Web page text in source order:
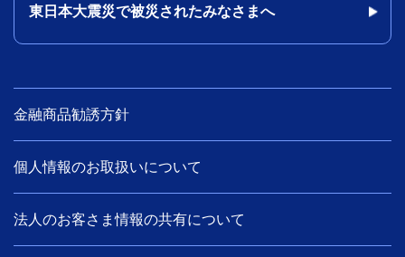
東日本大震災で被災されたみなさまへ
金融商品勧誘方針
個人情報のお取扱いについて
法人のお客さま情報の共有について